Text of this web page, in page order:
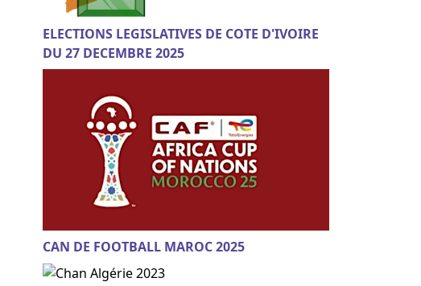
ELECTIONS LEGISLATIVES DE COTE D'IVOIRE
DU 27 DECEMBRE 2025
CAN DE FOOTBALL MAROC 2025